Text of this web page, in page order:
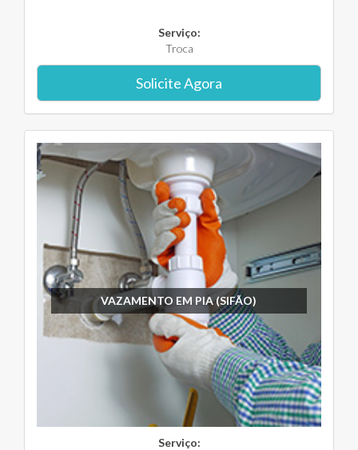
Serviço:
Troca
Solicite Agora
VAZAMENTO EM PIA (SIFÃO)
Serviço: